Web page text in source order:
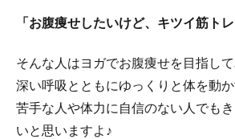
「お腹痩せしたいけど、キツイ筋ト
そんな人はヨガでお腹痩せを目指し
深い呼吸とともにゆっくりと体を動
苦手な人や体力に自信のない人でも
いと思いますよ♪